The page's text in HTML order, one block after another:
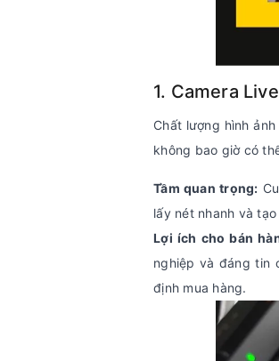
1. Camera
Chất lượng hình
không bao giờ có
Tầm quan trọng:
lấy nét nhanh và
Lợi ích cho bán
nghiệp và đáng tin
định mua hàng.